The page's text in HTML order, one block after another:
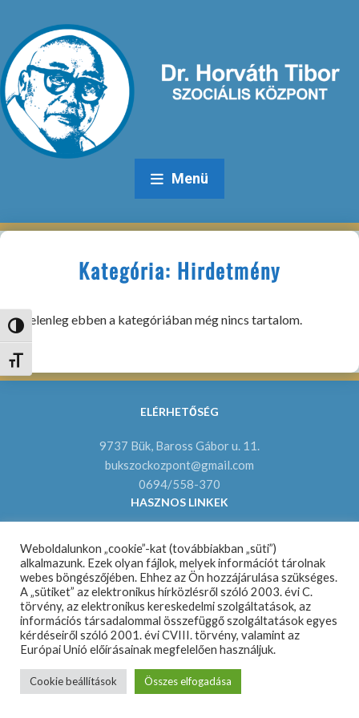
Nagy kontraszt váltása
Betűméret váltása
Menü
Kategória: Hirdetmény
Jelenleg ebben a kategóriában még nincs tartalom.
ELÉRHETŐSÉG
9737 Bük, Baross Gábor u. 11.
bukszockozpont@gmail.com
0694/558-370
HASZNOS LINKEK
www.bukmsk.hu
www.csodaorszagovoda.hu
Copyright © 2026 | Dr. Horváth Tibor Szociális Központ | Minden jog
fenntartva! |Adatkezelési tájékoztató
Weboldalunkon „cookie”-kat (továbbiakban „süti”)
alkalmazunk. Ezek olyan fájlok, melyek információt tárolnak
webes böngészőjében. Ehhez az Ön hozzájárulása szükséges.
A „sütiket” az elektronikus hírközlésről szóló 2003. évi C.
törvény, az elektronikus kereskedelmi szolgáltatások, az
információs társadalommal összefüggő szolgáltatások egyes
kérdéseiről szóló 2001. évi CVIII. törvény, valamint az
Európai Unió előírásainak megfelelően használjuk.
Cookie beállítások Összes elfogadása